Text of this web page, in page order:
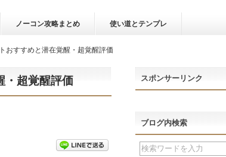
ノーコン攻略まとめ 使い道とテンプレ
おすすめと潜在覚醒・超覚醒評価
・超覚醒評価 スポンサーリンク
ブログ内検索